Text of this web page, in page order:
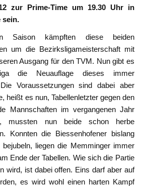
zur Prime-Time um 19.30 Uhr in
sein.
Saison kämpften diese beiden
um die Bezirksligameisterschaft mit
Ausgang für den TVM. Nun gibt es
die Neuauflage dieses immer
Voraussetzungen sind dabei aber
heißt es nun, Tabellenletzter gegen den
Mannschaften im vergangenen Jahr
mussten nun beide schon herbe
Konnten die Biessenhofener bislang
liegen die Memminger immer
Ende der Tabellen. Wie sich die Partie
wird, ist dabei offen. Eins darf aber auf
es wird wohl einen harten Kampf